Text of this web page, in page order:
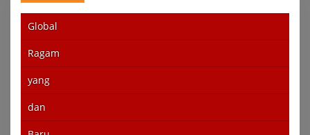
Global
Ragam
yang
dan